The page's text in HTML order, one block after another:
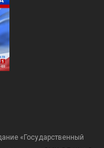
«Государственный